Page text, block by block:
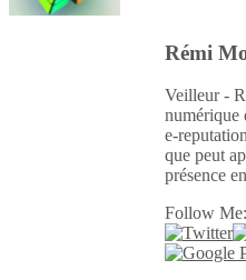
Rémi
Veilleur -
numérique
e-
que peut
présence
Follow Me: